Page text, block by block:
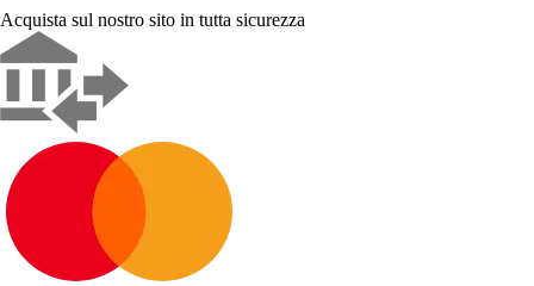
Acquista sul nostro sito in tutta sicurezza